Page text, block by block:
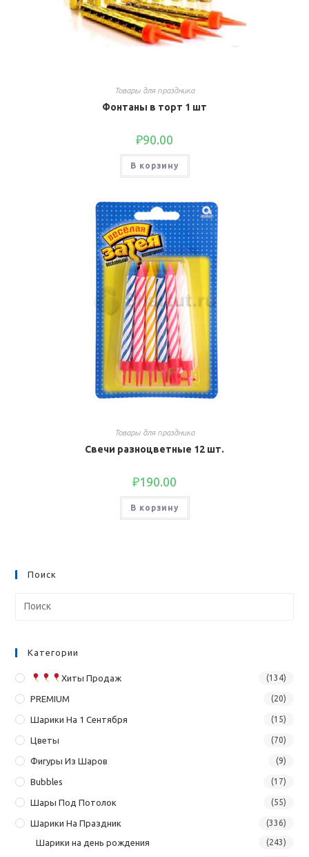
Товары для праздника
Фонтаны в торт 1 шт
₽90.00
В корзину
Товары для праздника
Свечи разноцветные 12 шт.
₽190.00
В корзину
Поиск
Категории
Хиты Продаж (134)
PREMIUM (20)
Шарики На 1 Сентября (15)
Цветы (70)
Фигуры Из Шаров (9)
Bubbles (17)
Шары Под Потолок (55)
Шарики На Праздник (336)
Шарики на день рождения (243)